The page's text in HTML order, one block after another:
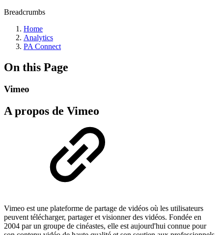
Breadcrumbs
Home
Analytics
PA Connect
On this Page
Vimeo
A propos de Vimeo
Vimeo est une plateforme de partage de vidéos où les utilisateurs
peuvent télécharger, partager et visionner des vidéos. Fondée en
2004 par un groupe de cinéastes, elle est aujourd'hui connue pour